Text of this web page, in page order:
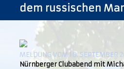
dem russischen
MELDUNG VOM 10. SEPTEMBER
Nürnberger Clubabend mit